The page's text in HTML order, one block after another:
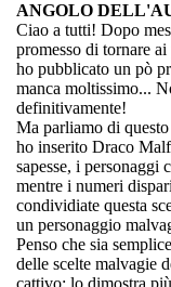
ANGOLO
Ciao a tutti! Dopo
promesso di tornare
ho pubblicato un pò
manca moltissimo...
definitivamente!
Ma parliamo di
ho inserito Draco
sapesse, i
mentre i numeri
condividiate questa
un personaggio
Penso che sia
delle scelte malvagie
cattivo: lo dimostra